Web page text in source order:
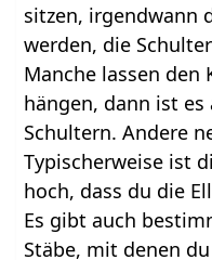
sitzen, irgendwann
werden, die
Manche lassen den
hängen, dann ist
Schultern. Andere
Typischerweise ist
hoch, dass du die
Es gibt auch
Stäbe, mit denen